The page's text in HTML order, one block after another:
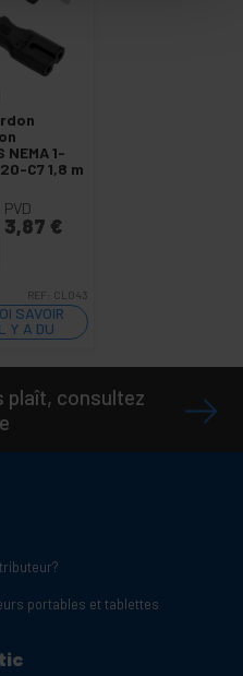
NEMA 1-
C7 1,8 m
PVD
3,87 €
REF: CL043
SAVOIR
Y A DU
plaît, consultez
portables et tablettes